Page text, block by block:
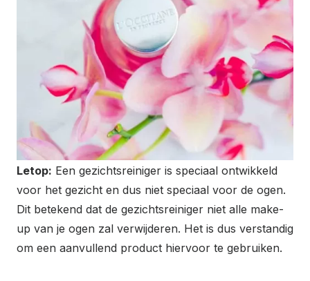
Letop: Een gezichtsreiniger is speciaal ontwikkeld
voor het gezicht en dus niet speciaal voor de ogen.
Dit betekend dat de gezichtsreiniger niet alle make-
up van je ogen zal verwijderen. Het is dus verstandig
om een aanvullend product hiervoor te gebruiken.